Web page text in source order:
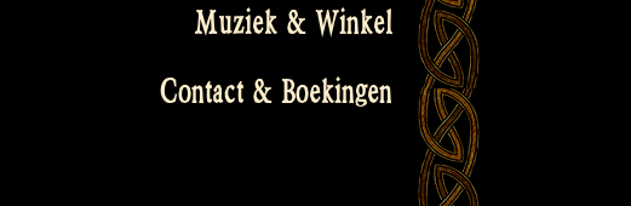
Muziek & Winkel
Contact & Boekingen